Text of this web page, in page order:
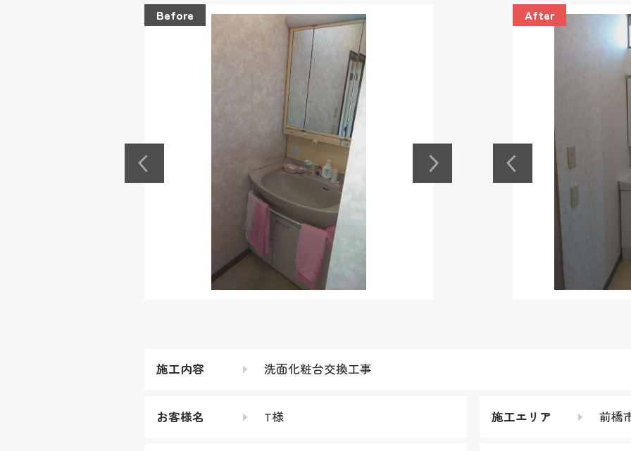
施工内容 洗面化粧台交換工事
お客様名 T様 施工エリア 前橋